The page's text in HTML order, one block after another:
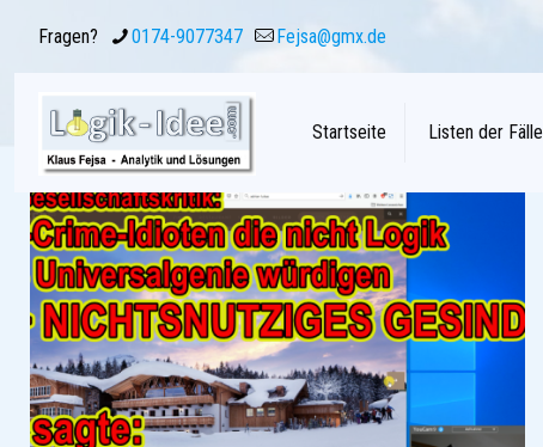
Fragen? 0174-9077347 Fejsa@gmx.de
Startseite Listen der Fälle